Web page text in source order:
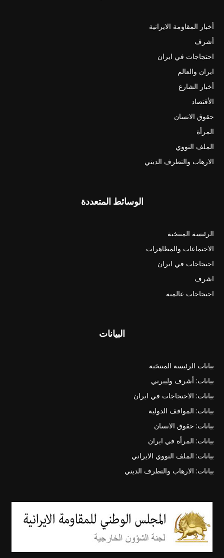
أخبار المقاومة الايرانية
أشرف
احتجاجات في ايران
ايران والعالم
أخبار الشارع
الأقتصاد
حقوق الانسان
المرأة
الملف النووي
الارهاب والتطرف الديني
الوسائط المتعددة
الرئيسة المنتخبة
الاجتماعات والمظاهرات
احتجاجات في ايران
اشرف
احتجاجات عالمية
البيانات
بيانات الرئيسة المنتخبة
بيانات: أشرف وليبرتي
بيانات: الاحتجاجات في ايران
بيانات: المواقف الدولية
بيانات: حقوق الانسان
بيانات: المرأة في ايران
بيانات: الملف النووي الايراني
بيانات: الارهاب والتطرف الديني